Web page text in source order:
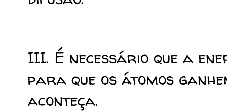
III. É necessário que a
para que os átomos
aconteça.